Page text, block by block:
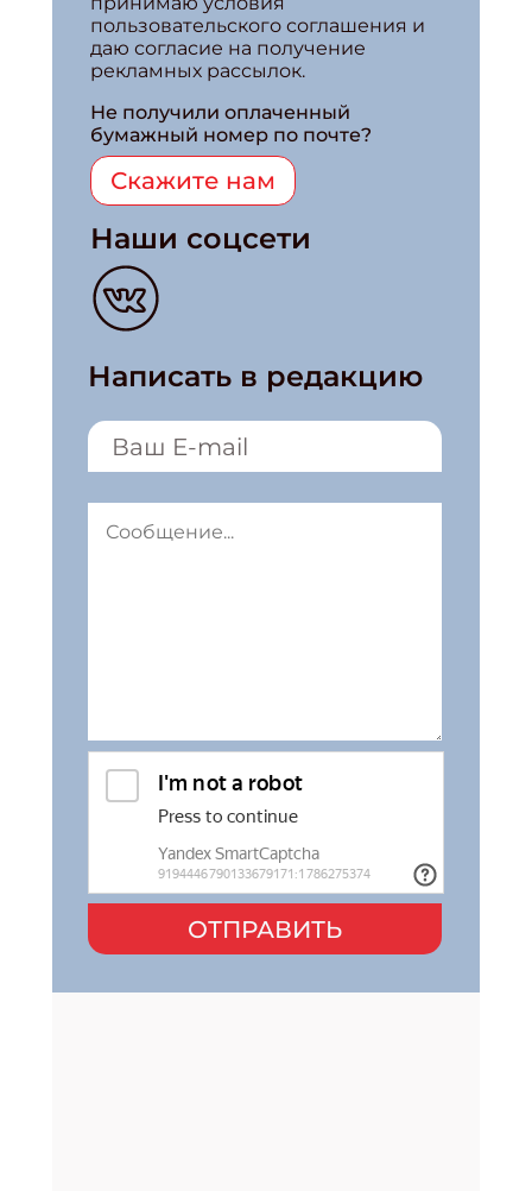
пользовательского соглашения и
даю согласие на получение
рекламных рассылок.
Не получили оплаченный
бумажный номер по почте?
Скажите нам
Наши соцсети
Написать в редакцию
ОТПРАВИТЬ